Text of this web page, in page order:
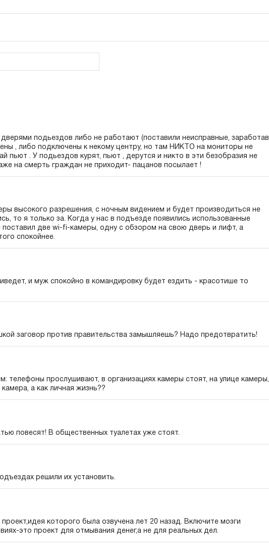
подьездов либо не работают (поставили неисправные, заработав
, либо подключены к некому центру, но там НИКТО на мониторы не
пьют . У подьездов курят, пьют , дерутся и никто в эти безобразия не
на смерть граждан не приходит- пацанов посылает !
высокого разрешения, с ночным видением и будет производиться не
то я только за. Когда у нас в подъезде появились использованные
две wi-fi-камеры, одну с обзором на свою дверь и лифт, а
спокойнее.
и муж спокойно в командировку будет ездить - красотише то
заговор против правительства замышляешь? Надо предотвратить!
телефоны прослушивают, в организациях камеры стоят, на улице камеры,
а как личная жизнь??
повесят! В общественных туалетах уже стоят.
решили их установить.
которого была озвучена лет 20 назад. Включите мозги
это проект для отмывания денег,а не для реальных дел.